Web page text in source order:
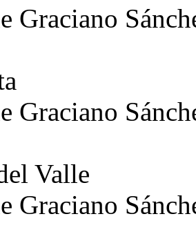
Graciano
Graciano
Valle
Graciano